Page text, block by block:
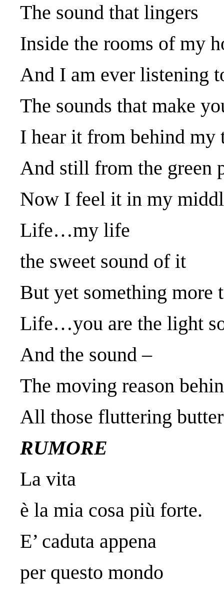
The sound that lingers
Inside the rooms of my
And I am ever listening
The sounds that make
I hear it from behind my
And still from the green
Now I feel it in my
Life…my life
the sweet sound of it
But yet something more
Life…you are the light
And the sound –
The moving reason
All those fluttering
RUMORE
La vita
è la mia cosa più forte.
E’ caduta appena
per questo mondo